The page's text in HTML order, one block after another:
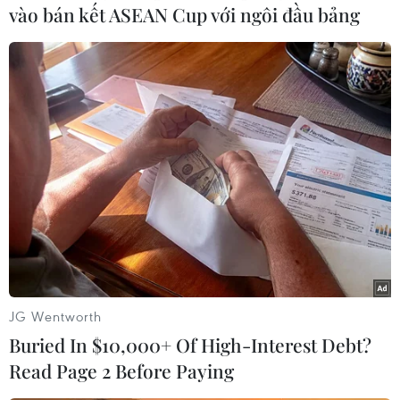
Đầu năm nay, chính quyền của Tổng thống Mỹ
Joe Biden đã cam kết triển khai khung hợp tác
kinh tế Ấn Độ Dương-Thái Bình Dương.
Đây là một cơ chế hợp tác mới nhằm thúc đẩy
thương mại chất lượng cao, quản lý kinh tế số,
cải thiện khả năng phục hồi của chuỗi cung ứng
và đẩy mạnh đầu tư vào hạ tầng, cùng một số
vấn đề khác./.
(TTXVN/Vietnam+)
vào bán kết ASEAN Cup với ngôi đầu bảng
JG Wentworth
Buried In $10,000+ Of High-Interest Debt?
Read Page 2 Before Paying